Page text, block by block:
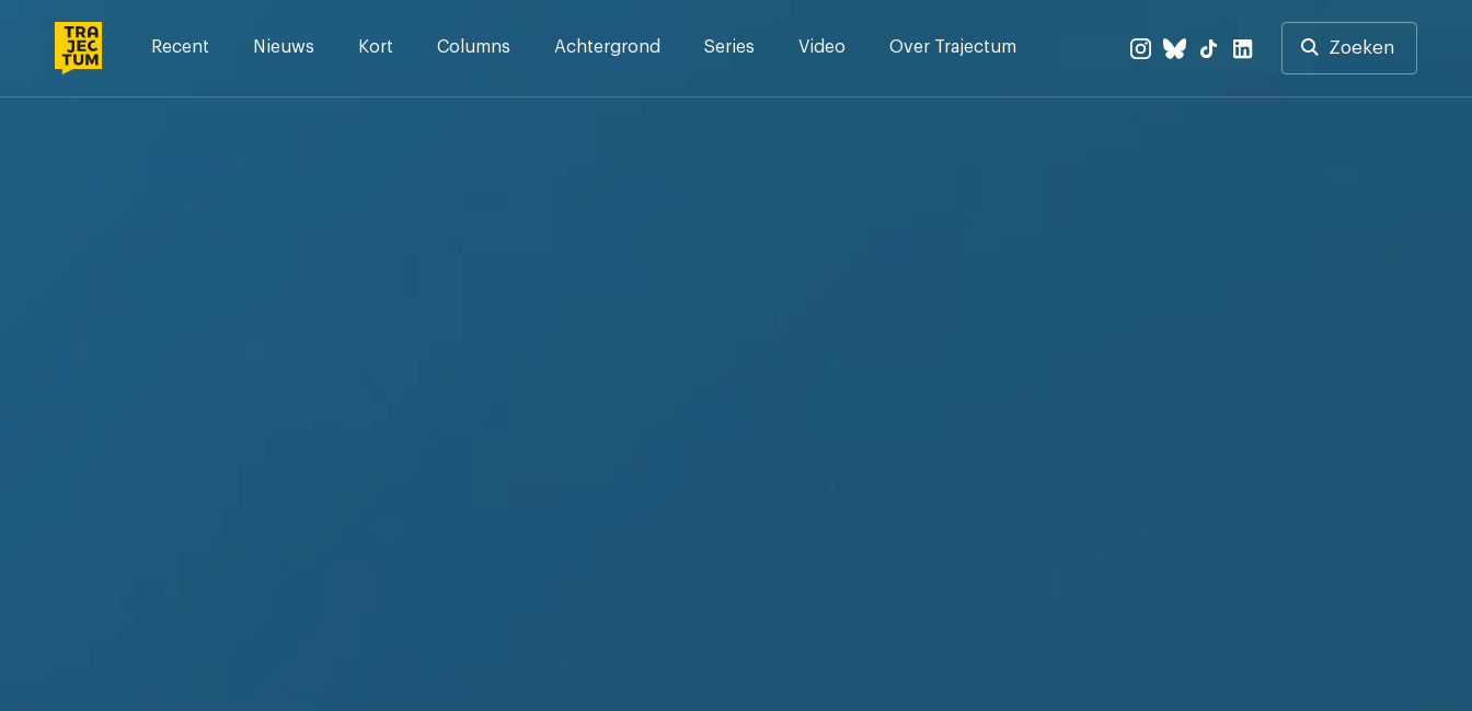
Recent Nieuws Kort Columns Achtergrond Series Video Over Trajectum Zoeken